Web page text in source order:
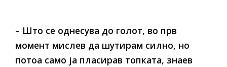
– Што се однесува до голот, во прв
момент мислев да шутирам силно, но
потоа само ја пласирав топката, знаев